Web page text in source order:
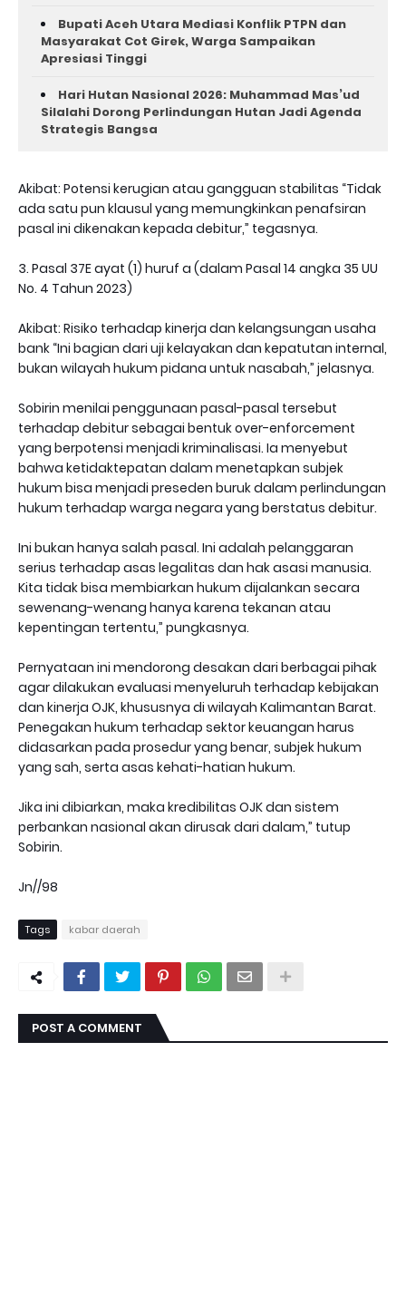
Bupati Aceh Utara Mediasi Konflik PTPN dan
Masyarakat Cot Girek, Warga Sampaikan
Apresiasi Tinggi
Hari Hutan Nasional 2026: Muhammad Mas’ud
Silalahi Dorong Perlindungan Hutan Jadi Agenda
Strategis Bangsa
Akibat: Potensi kerugian atau gangguan stabilitas “Tidak
ada satu pun klausul yang memungkinkan penafsiran
pasal ini dikenakan kepada debitur,” tegasnya.
3. Pasal 37E ayat (1) huruf a (dalam Pasal 14 angka 35 UU
No. 4 Tahun 2023)
Akibat: Risiko terhadap kinerja dan kelangsungan usaha
bank “Ini bagian dari uji kelayakan dan kepatutan internal,
bukan wilayah hukum pidana untuk nasabah,” jelasnya.
Sobirin menilai penggunaan pasal-pasal tersebut
terhadap debitur sebagai bentuk over-enforcement
yang berpotensi menjadi kriminalisasi. Ia menyebut
bahwa ketidaktepatan dalam menetapkan subjek
hukum bisa menjadi preseden buruk dalam perlindungan
hukum terhadap warga negara yang berstatus debitur.
Ini bukan hanya salah pasal. Ini adalah pelanggaran
serius terhadap asas legalitas dan hak asasi manusia.
Kita tidak bisa membiarkan hukum dijalankan secara
sewenang-wenang hanya karena tekanan atau
kepentingan tertentu,” pungkasnya.
Pernyataan ini mendorong desakan dari berbagai pihak
agar dilakukan evaluasi menyeluruh terhadap kebijakan
dan kinerja OJK, khususnya di wilayah Kalimantan Barat.
Penegakan hukum terhadap sektor keuangan harus
didasarkan pada prosedur yang benar, subjek hukum
yang sah, serta asas kehati-hatian hukum.
Jika ini dibiarkan, maka kredibilitas OJK dan sistem
perbankan nasional akan dirusak dari dalam,” tutup
Sobirin.
Jn//98
Tags kabar daerah
POST A COMMENT